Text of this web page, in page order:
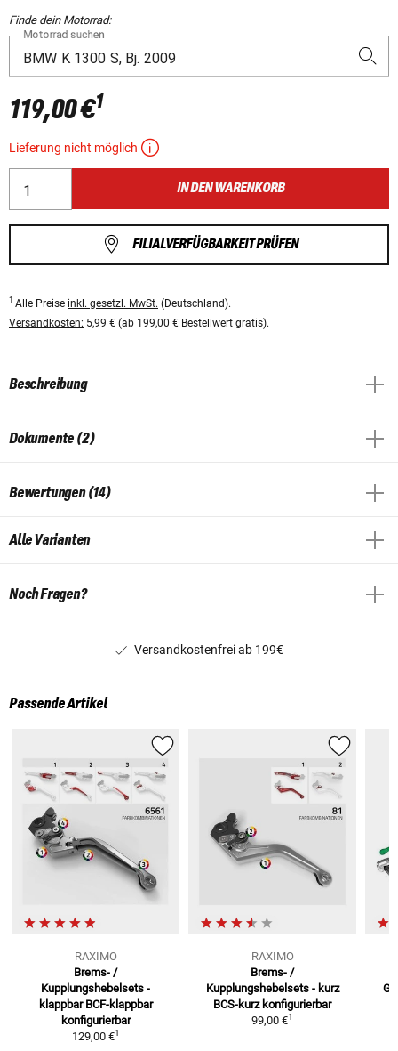
Finde dein Motorrad:
Motorrad suchen
119,00 €1
Lieferung nicht möglich
IN DEN WARENKORB
FILIALVERFÜGBARKEIT PRÜFEN
1 Alle Preise inkl. gesetzl. MwSt. (Deutschland).
Versandkosten: 5,99 € (ab 199,00 € Bestellwert gratis).
Beschreibung
Dokumente (2)
Bewertungen (14)
Alle Varianten
Noch Fragen?
Versandkostenfrei ab 199€
Passende Artikel
RAXIMO
Brems- /
Kupplungshebelsets -
klappbar BCF-klappbar
konfigurierbar
129,00 €1
RAXIMO
Brems- /
Kupplungshebelsets - kurz
BCS-kurz konfigurierbar
99,00 €1